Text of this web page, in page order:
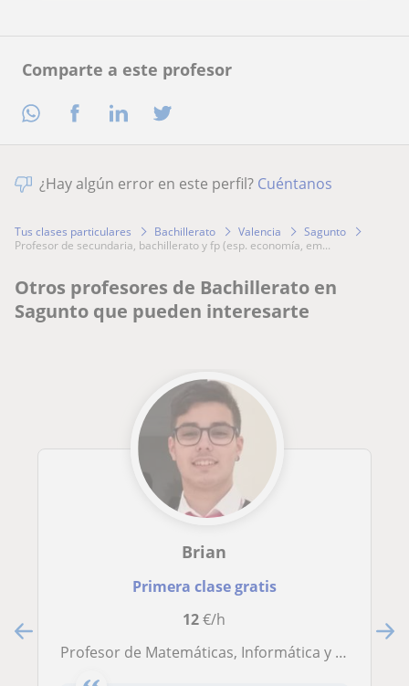
Comparte a este profesor
¿Hay algún error en este perfil? Cuéntanos
Tus clases particulares Bachillerato Valencia
Sagunto
profesor de secundaria, bachillerato y fp (esp. economía, em...
Otros profesores de Bachillerato en
Sagunto que pueden interesarte
Brian
Primera clase gratis
12€/h
Profesor de Matemáticas, Informática y cualquier asignatura de ESO y Bachillerato Científico